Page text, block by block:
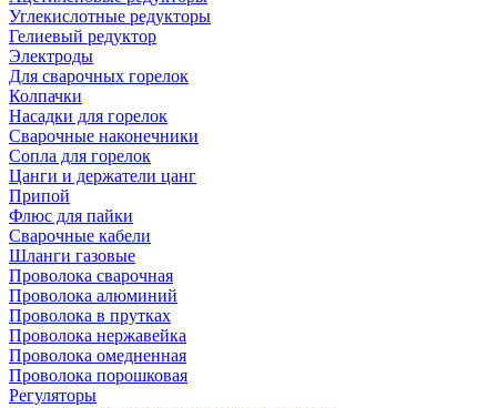
Углекислотные редукторы
Гелиевый редуктор
Электроды
Для сварочных горелок
Колпачки
Насадки для горелок
Сварочные наконечники
Сопла для горелок
Цанги и держатели цанг
Припой
Флюс для пайки
Сварочные кабели
Шланги газовые
Проволока сварочная
Проволока алюминий
Проволока в прутках
Проволока нержавейка
Проволока омедненная
Проволока порошковая
Регуляторы